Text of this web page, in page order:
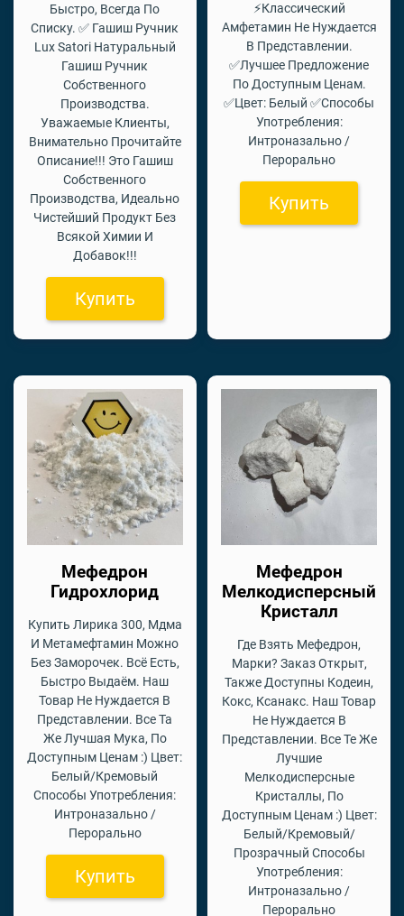
Быстро, Всегда По
Списку. ✅ Гашиш Ручник
Lux Satori Натуральный
Гашиш Ручник
Собственного
Производства.
Уважаемые Клиенты,
Внимательно Прочитайте
Описание!!! Это Гашиш
Собственного
Производства, Идеально
Чистейший Продукт Без
Всякой Химии И
Добавок!!!
Купить
⚡Классический
Амфетамин Не Нуждается
В Представлении.
✅Лучшее Предложение
По Доступным Ценам.
✅Цвет: Белый ✅Способы
Употребления:
Интроназально /
Перорально
Купить
Мефедрон
Гидрохлорид
Купить Лирика 300, Мдма
И Метамефтамин Можно
Без Заморочек. Всё Есть,
Быстро Выдаём. Наш
Товар Не Нуждается В
Представлении. Все Та
Же Лучшая Мука, По
Доступным Ценам :) Цвет:
Белый/Кремовый
Способы Употребления:
Интроназально /
Перорально
Купить
Мефедрон
Мелкодисперсный
Кристалл
Где Взять Мефедрон,
Марки? Заказ Открыт,
Также Доступны Кодеин,
Кокс, Ксанакс. Наш Товар
Не Нуждается В
Представлении. Все Те Же
Лучшие
Мелкодисперсные
Кристаллы, По
Доступным Ценам :) Цвет:
Белый/Кремовый/
Прозрачный Способы
Употребления:
Интроназально /
Перорально